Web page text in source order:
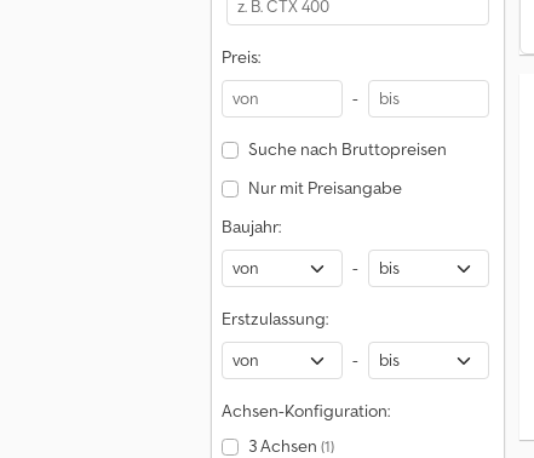
Preis:
-
Suche nach Bruttopreisen
Nur mit Preisangabe
Baujahr:
-
Erstzulassung:
-
Achsen-Konfiguration:
3 Achsen (1)